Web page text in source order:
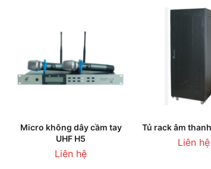
THÊM VÀO GIỎ HÀNG
Micro không dây cầm tay
UHF H5
Liên hệ
THÊM VÀO GIỎ
Tủ rack âm
Liên hệ